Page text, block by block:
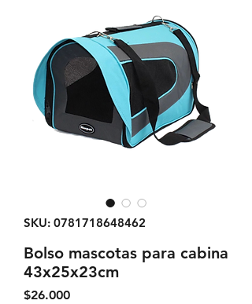
SKU: 0781718648462
Bolso mascotas para cabina
43x25x23cm
$26.000Precio